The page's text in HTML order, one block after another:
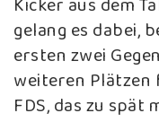
gelang es dabei,
ersten zwei
weiteren Plätzen
FDS, das zu spät